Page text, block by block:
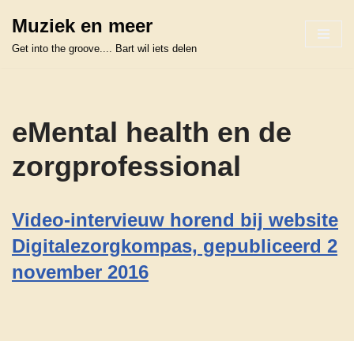
Ga
Muziek en meer
Get into the groove.... Bart wil iets delen
eMental health en de
zorgprofessional
Video-intervieuw horend bij website
Digitalezorgkompas, gepubliceerd 2
november 2016